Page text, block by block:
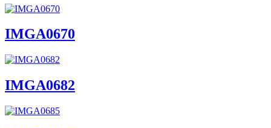
IMGA0670
IMGA0682